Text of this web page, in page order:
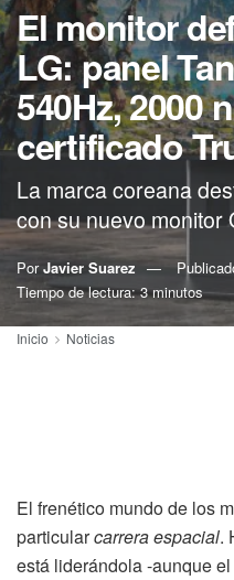
El monitor
LG: panel
540Hz, 2000
certificado
La marca coreana
con su nuevo monitor
Por Javier Suarez
Tiempo de lectura: 3 minutos
Inicio Noticias
El frenético mundo de los
particularcarrera espacial.
está liderándola -aunque